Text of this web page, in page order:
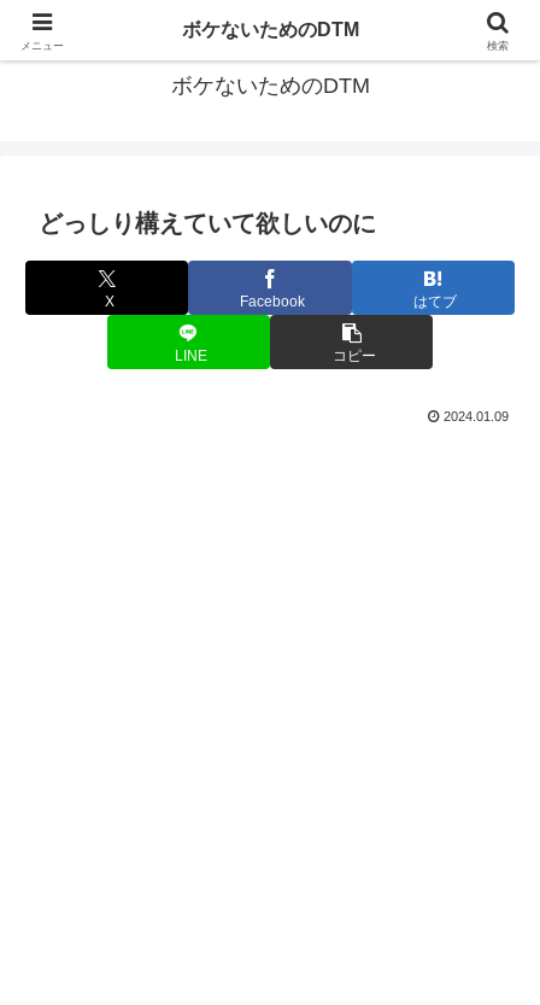
ゆる～く続ける音楽制作のあれこれや昔ばなし
ボケないためのDTM
どっしり構えていて欲しいのに
X Facebook はてブ
LINE コピー
2024.01.09
メニュー
ボケないためのDTM
検索